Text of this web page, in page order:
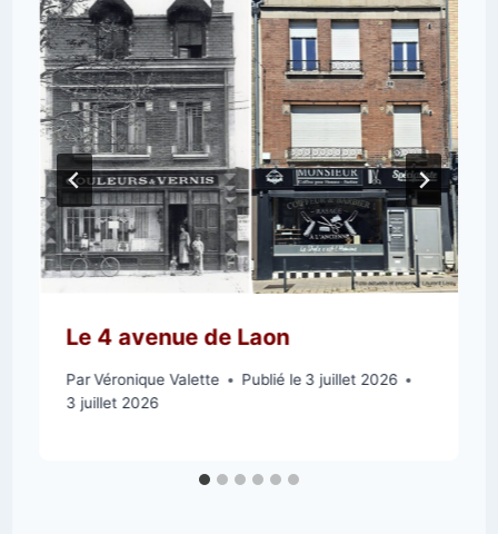
Le 4 avenue de Laon
ParVéronique Valette Publié le 3 juillet 2026
3 juillet 2026